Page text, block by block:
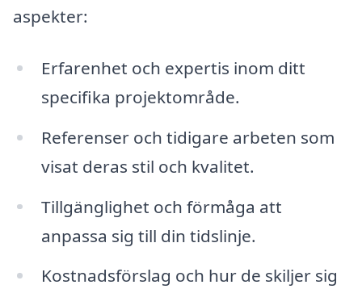
aspekter:
Erfarenhet och expertis inom ditt
specifika projektområde.
Referenser och tidigare arbeten som
visat deras stil och kvalitet.
Tillgänglighet och förmåga att
anpassa sig till din tidslinje.
Kostnadsförslag och hur de skiljer sig